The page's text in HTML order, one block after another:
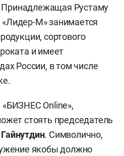
Принадлежащая Рустаму
М» занимается
сортового
и имеет
России, в том числе
Online»,
стоять председатель
. Символично,
якобы должно